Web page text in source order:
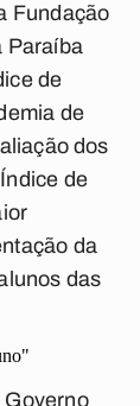
Fundação
Paraíba
de
de
dos
de
da
das
Governo